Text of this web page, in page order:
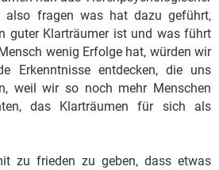
also fragen was hat dazu geführt,
guter Klarträumer ist und was führt
wenig Erfolge hat, würden wir
Erkenntnisse entdecken, die uns
weil wir so noch mehr Menschen
das Klarträumen für sich als
zu frieden zu geben, dass etwas